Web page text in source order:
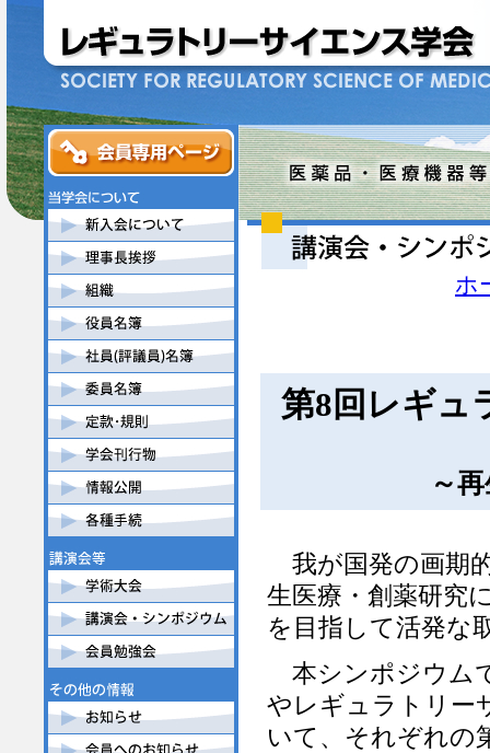
ホ
第8回レギュ
～
我が国発の画期
生医療・創薬研究
を目指して活発な
本シンポジウム
やレギュラトリー
いて、それぞれの